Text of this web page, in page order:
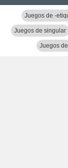
Juegos de -
Juegos de singular
Juegos